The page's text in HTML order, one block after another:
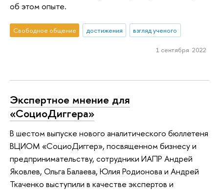
об этом опыте.
Свободное общение достижения взгляд ученого
1 сентября 2022
Экспертное мнение для
«СоциоДиггера»
В шестом выпуске нового аналитического бюллетеня
ВЦИОМ «СоциоДиггер», посвященном бизнесу и
предпринимательству, сотрудники ИАПР Андрей
Яковлев, Ольга Балаева, Юлия Родионова и Андрей
Ткаченко выступили в качестве экспертов и